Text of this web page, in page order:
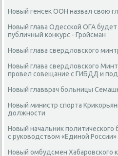
Новый генсек ООН назвал свою
Новый глава Одесской ОГА
публичный конкурс - Гройсман
Новый глава свердловского
Новый глава свердловского
провел совещание с ГИБДД и
Новый главврач больницы
Новый министр спорта
должности
Новый начальник политического
с руководством «Единой России»
Новый омбудсмен Хабаровского